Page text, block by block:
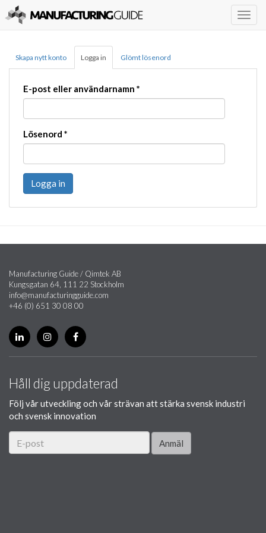
Skapa nytt konto Logga in Glömt lösenord
E-post eller användarnamn *
Lösenord *
Logga in
Manufacturing Guide / Qimtek AB
Kungsgatan 64, 111 22 Stockholm
info@manufacturingguide.com
+46 (0) 651 30 08 00
Håll dig uppdaterad
Följ vår utveckling och vår strävan att stärka svensk industri
och svensk innovation
Anmäl